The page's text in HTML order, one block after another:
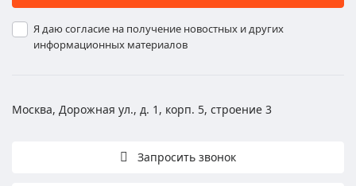
Я даю согласие на получение новостных и других
информационных материалов
Москва, Дорожная ул., д. 1, корп. 5, строение 3
Запросить звонок